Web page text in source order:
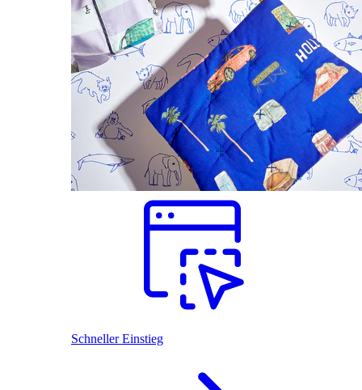
Schneller Einstieg